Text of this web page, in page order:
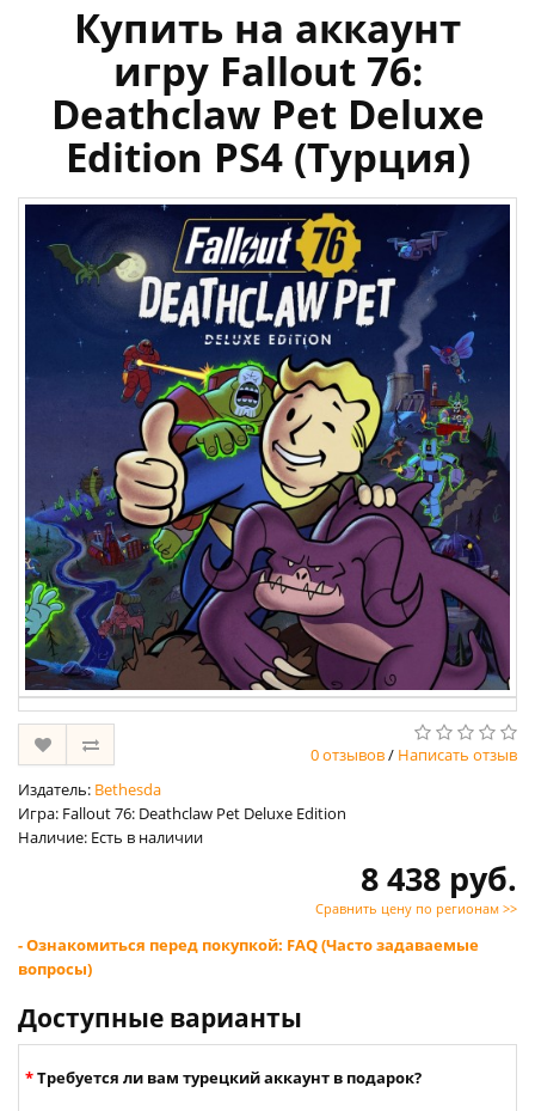
Купить на аккаунт
игру Fallout 76:
Deathclaw Pet Deluxe
Edition PS4 (Турция)
0 отзывов/ Написать отзыв
Издатель: Bethesda
Игра: Fallout 76: Deathclaw Pet Deluxe Edition
Наличие: Есть в наличии
8 438 руб.
Сравнить цену по регионам >>
- Ознакомиться перед покупкой: FAQ (Часто задаваемые
вопросы)
Доступные варианты
Требуется ли вам турецкий аккаунт в подарок?